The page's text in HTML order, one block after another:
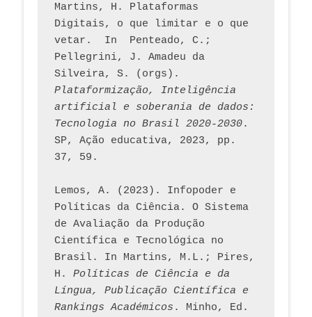
Martins, H. Plataformas
Digitais, o que limitar e o que
vetar.  In  Penteado, C.;
Pellegrini, J. Amadeu da
Plataformização, Inteligência
artificial e soberania de dados:
Tecnologia no Brasil 2020-2030.
SP, Ação educativa, 2023, pp.
37, 59.
Lemos, A. (2023). Infopoder e
Políticas da Ciência. O Sistema
de Avaliação da Produção
Científica e Tecnológica no
Brasil. In Martins, M.L.; Pires,
H. Políticas de Ciência e da
Língua, Publicação Científica e
Rankings Académicos . Minho, Ed.